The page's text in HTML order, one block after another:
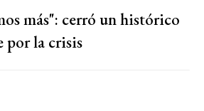
más": cerró un histórico
por la crisis